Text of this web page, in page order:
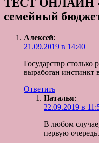
ТЕСТ ОНЛАЙН
семейный
Алексей:
21.09.2019 в 14:40
Государствр столько
выработан инстинкт
Ответить
Наталья:
22.09.2019 в
В любом случае,
первую очередь.